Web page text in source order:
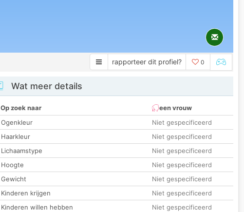
rapporteer dit profiel? 0
Wat meer details
Op zoek naar
een vrouw
Ogenkleur
Niet gespecificeerd
Haarkleur
Niet gespecificeerd
Lichaamstype
Niet gespecificeerd
Hoogte
Niet gespecificeerd
Gewicht
Niet gespecificeerd
Kinderen krijgen
Niet gespecificeerd
Kinderen willen hebben
Niet gespecificeerd